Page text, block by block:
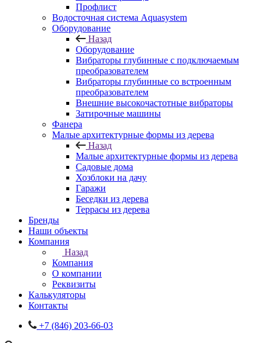
Профлист
Водосточная система Aquasystem
Оборудование
Назад
Оборудование
Вибраторы глубинные с подключаемым
преобразователем
Вибраторы глубинные со встроенным
преобразователем
Внешние высокочастотные вибраторы
Затирочные машины
Фанера
Малые архитектурные формы из дерева
Назад
Малые архитектурные формы из дерева
Садовые дома
Хозблоки на дачу
Гаражи
Беседки из дерева
Террасы из дерева
Бренды
Наши объекты
Компания
Назад
Компания
О компании
Реквизиты
Калькуляторы
Контакты
+7 (846) 203-66-03